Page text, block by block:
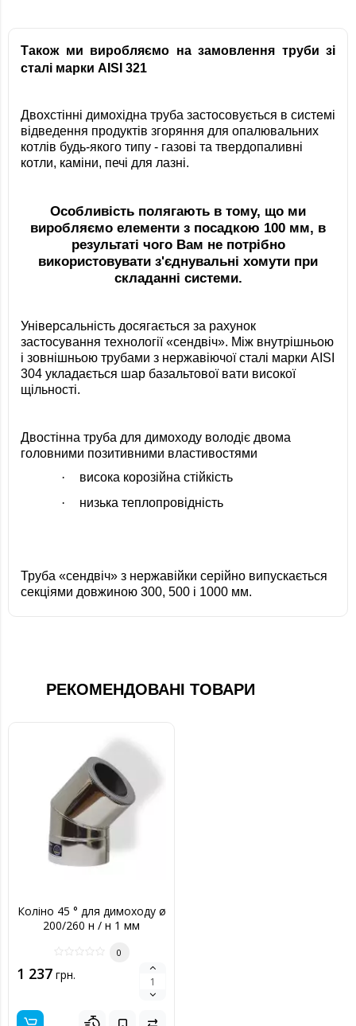
Також ми виробляємо на замовлення труби зі
сталі марки AISI 321
Двохстінні димохідна труба застосовується в системі
відведення продуктів згоряння для опалювальних
котлів будь-якого типу - газові та твердопаливні
котли, каміни, печі для лазні.
Особливість полягають в тому, що ми
виробляємо елементи з посадкою 100 мм, в
результаті чого Вам не потрібно
використовувати з'єднувальні хомути при
складанні системи.
Універсальність досягається за рахунок
застосування технології «сендвіч». Між внутрішньою
і зовнішньою трубами з нержавіючої сталі марки AISI
304 укладається шар базальтової вати високої
щільності.
Двостінна труба для димоходу володіє двома
головними позитивними властивостями
·
висока корозійна стійкість
·
низька теплопровідність
Труба «сендвіч» з нержавійки серійно випускається
секціями довжиною 300, 500 і 1000 мм.
РЕКОМЕНДОВАНІ ТОВАРИ
Коліно 45 ° для димоходу ø
200/260 н / н 1 мм
0
1 237 грн.